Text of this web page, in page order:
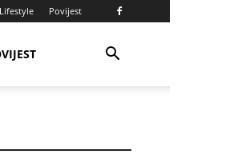
Lifestyle Povijest